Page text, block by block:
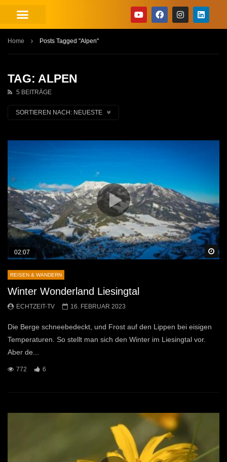
Home Posts Tagged "Alpen"
TAG: ALPEN
5 BEITRÄGE
SORTIEREN NACH: NEUESTE
02:07
REISEN & WANDERN
Winter Wonderland Liesingtal
ECHTZEIT-TV 16. FEBRUAR 2023
Die Berge schneebedeckt, und Frost auf den Lippen bei eisigen
Temperaturen. So stellt man sich den Winter im Liesingtal vor.
Aber de...
772 6